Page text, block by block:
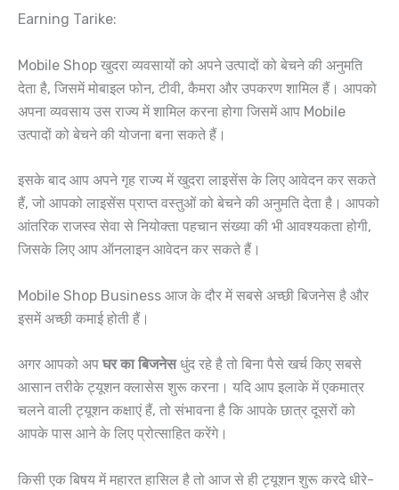
Earning Tarike:
Mobile Shop खुदरा व्यवसायों को अपने उत्पादों को बेचने की अनुमति
देता है, जिसमें मोबाइल फोन, टीवी, कैमरा और उपकरण शामिल हैं। आपको
अपना व्यवसाय उस राज्य में शामिल करना होगा जिसमें आप Mobile
उत्पादों को बेचने की योजना बना सकते हैं।
इसके बाद आप अपने गृह राज्य में खुदरा लाइसेंस के लिए आवेदन कर सकते
हैं, जो आपको लाइसेंस प्राप्त वस्तुओं को बेचने की अनुमति देता है। आपको
आंतरिक राजस्व सेवा से नियोक्ता पहचान संख्या की भी आवश्यकता होगी,
जिसके लिए आप ऑनलाइन आवेदन कर सकते हैं।
Mobile Shop Business आज के दौर में सबसे अच्छी बिजनेस है और
इसमें अच्छी कमाई होती हैं।
अगर आपको अप घर का बिजनेसधुंद रहे है तो बिना पैसे खर्च किए सबसे
आसान तरीके ट्यूशन क्लासेस शुरू करना। यदि आप इलाके में एकमात्र
चलने वाली ट्यूशन कक्षाएं हैं, तो संभावना है कि आपके छात्र दूसरों को
आपके पास आने के लिए प्रोत्साहित करेंगे।
किसी एक बिषय में महारत हासिल है तो आज से ही ट्यूशन शुरू करदे धीरे-